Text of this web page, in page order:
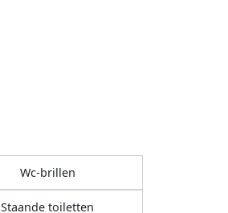
Wc-brillen
Staande toiletten